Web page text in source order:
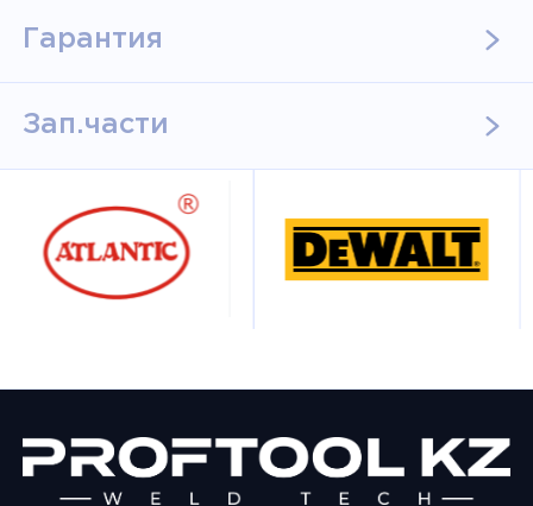
Гарантия
Зап.части